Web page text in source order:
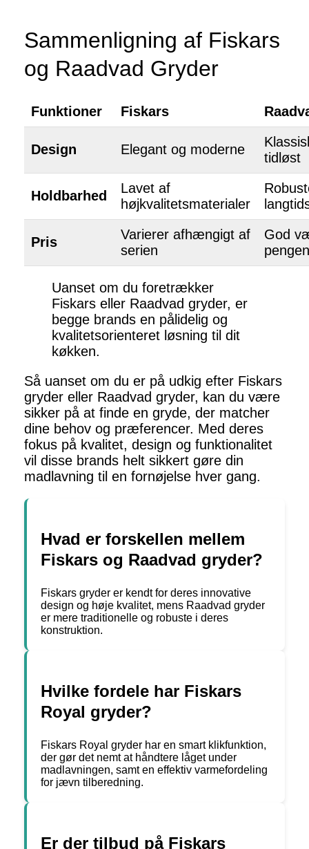
Sammenligning af Fiskars
og Raadvad Gryder
Funktioner Fiskars
Design Elegant og moderne
tidløst
Holdbarhed
Lavet af
højkvalitetsmaterialer
Pris
Varierer afhængigt af
serien
God
Uanset om du foretrækker
Fiskars eller Raadvad gryder, er
begge brands en pålidelig og
kvalitetsorienteret løsning til dit
køkken.
Så uanset om du er på udkig efter Fiskars
gryder eller Raadvad gryder, kan du være
sikker på at finde en gryde, der matcher
dine behov og præferencer. Med deres
fokus på kvalitet, design og funktionalitet
vil disse brands helt sikkert gøre din
madlavning til en fornøjelse hver gang.
Hvad er forskellen mellem
Fiskars og Raadvad gryder?
Fiskars gryder er kendt for deres innovative
design og høje kvalitet, mens Raadvad gryder
er mere traditionelle og robuste i deres
konstruktion.
Hvilke fordele har Fiskars
Royal gryder?
Fiskars Royal gryder har en smart klikfunktion,
der gør det nemt at håndtere låget under
madlavningen, samt en effektiv varmefordeling
for jævn tilberedning.
Er der tilbud på Fiskars